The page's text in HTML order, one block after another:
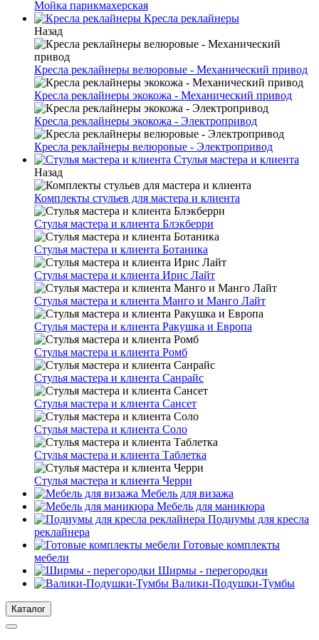
Мойка парикмахерская
Кресла реклайнеры
Назад
Кресла реклайнеры велюровые - Механический привод
Кресла реклайнеры экокожа - Механический привод
Кресла реклайнеры экокожа - Электропривод
Кресла реклайнеры велюровые - Электропривод
Стулья мастера и клиента
Назад
Комплекты стульев для мастера и клиента
Стулья мастера и клиента Блэкберри
Стулья мастера и клиента Ботаника
Стулья мастера и клиента Ирис Лайт
Стулья мастера и клиента Манго и Манго Лайт
Стулья мастера и клиента Ракушка и Европа
Стулья мастера и клиента Ромб
Стулья мастера и клиента Санрайс
Стулья мастера и клиента Сансет
Стулья мастера и клиента Соло
Стулья мастера и клиента Таблетка
Стулья мастера и клиента Черри
Мебель для визажа
Мебель для маникюра
Подиумы для кресла
реклайнера
Готовые комплекты
мебели
Ширмы - перегородки
Валики-Подушки-Тумбы
Каталог